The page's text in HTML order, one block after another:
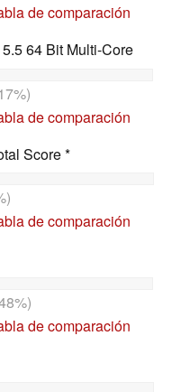
de comparación
64 Bit Multi-Core
de comparación
Score *
de comparación
de comparación